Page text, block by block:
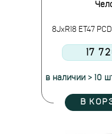
8JxR18 ET47
17
в наличии > 10
В